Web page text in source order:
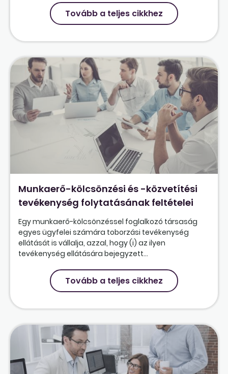
Tovább a teljes cikkhez
Munkaerő-kölcsönzési és -közvetítési
tevékenység folytatásának feltételei
Egy munkaerő-kölcsönzéssel foglalkozó társaság
egyes ügyfelei számára toborzási tevékenység
ellátását is vállalja, azzal, hogy (i) az ilyen
tevékenység ellátására bejegyzett...
Tovább a teljes cikkhez